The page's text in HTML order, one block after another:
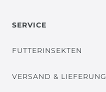
SERVICE
FUTTERINSEKTEN
VERSAND & LIEFERUNG